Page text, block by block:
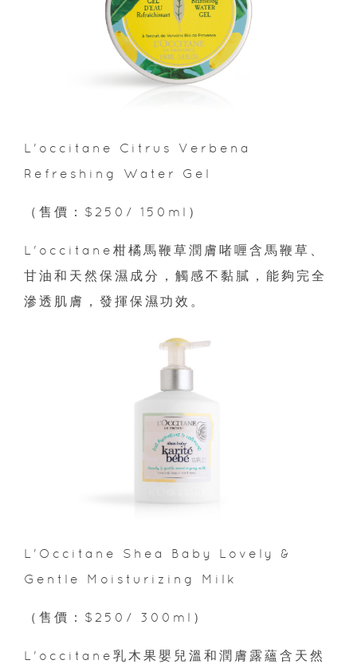
L'occitane Citrus Verbena
Refreshing Water Gel
（售價：$250/ 150ml）
L'occitane柑橘馬鞭草潤膚啫喱含馬鞭草、
甘油和天然保濕成分，觸感不黏膩，能夠完全
滲透肌膚，發揮保濕功效。
L'Occitane Shea Baby Lovely &
Gentle Moisturizing Milk
（售價：$250/ 300ml）
L'occitane乳木果嬰兒溫和潤膚露蘊含天然